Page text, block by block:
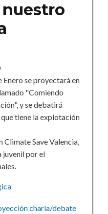
se proyectará en
"Comiendo
y se debatirá
tiene la explotación
Climate Save Valencia,
juvenil por el
charla/debate